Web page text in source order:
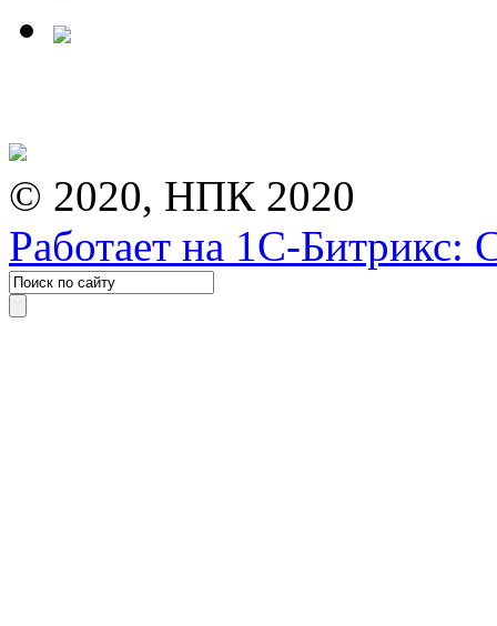
© 2020, НПК 2020
Работает на 1С-Битрикс: